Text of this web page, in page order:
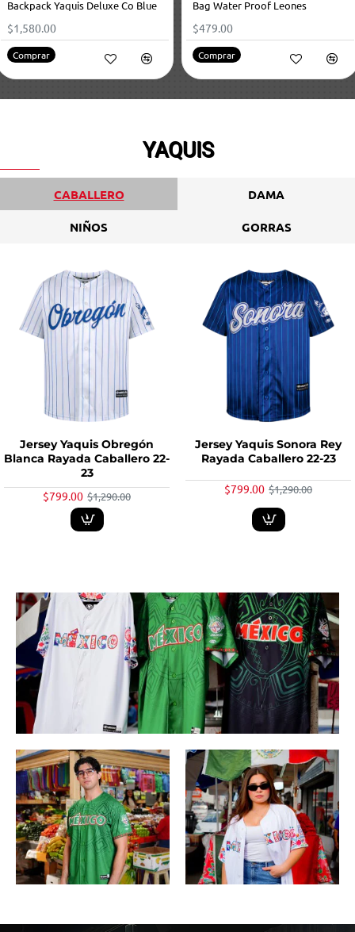
Backpack Yaquis Deluxe Co Blue
$1,580.00
Comprar
Bag Water Proof Leones
$479.00
Comprar
YAQUIS
CABALLERO DAMA
NIÑOS GORRAS
-38%
Jersey Yaquis Obregón
Blanca Rayada Caballero 22-
23
$799.00 $1,290.00
-38%
Jersey Yaquis Sonora Rey
Rayada Caballero 22-23
$799.00 $1,290.00